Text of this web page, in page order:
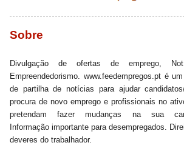
Sobre
Divulgação de ofertas de emprego,
Empreendedorismo. www.feedempregos.pt é
de partilha de notícias para ajudar
procura de novo emprego e profissionais no
pretendam fazer mudanças na sua
Informação importante para desempregados.
deveres do trabalhador.